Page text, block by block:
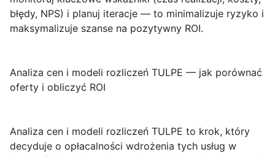
błędy, NPS) i planuj iteracje — to minimalizuje ryzyko i
maksymalizuje szanse na pozytywny ROI.
Analiza cen i modeli rozliczeń TULPE — jak porównać
oferty i obliczyć ROI
Analiza cen i modeli rozliczeń TULPE to krok, który
decyduje o opłacalności wdrożenia tych usług w